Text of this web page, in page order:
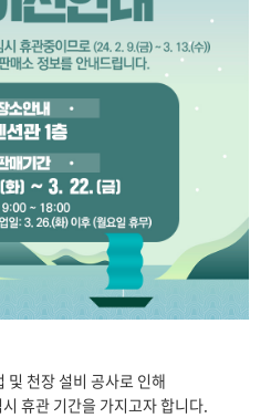
및 천장 설비 공사로 인해
휴관 기간을 가지고자 합니다.